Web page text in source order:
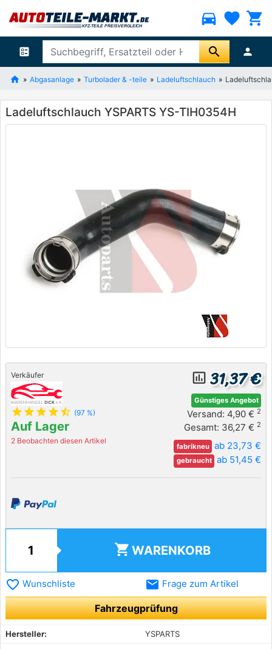
directions_car favorite shopping_cart
ballot search person
Abgasanlage Turbolader & -teile Ladeluftschlauch
Ladeluftschlauch YSPARTS YS-TIH0354H
Verkäufer
star star star star star_half (97 %)
Auf Lager
2 Beobachten diesen Artikel
insert_chart_outlined 31,37 €
Günstiges Angebot
Versand: 4,90 € 2
Gesamt: 36,27 € 2
fabrikneu ab 23,73 €
gebraucht ab 51,45 €
shopping_cart WARENKORB
favorite_border Wunschliste email Frage zum Artikel
Fahrzeugprüfung
Hersteller:
YSPARTS